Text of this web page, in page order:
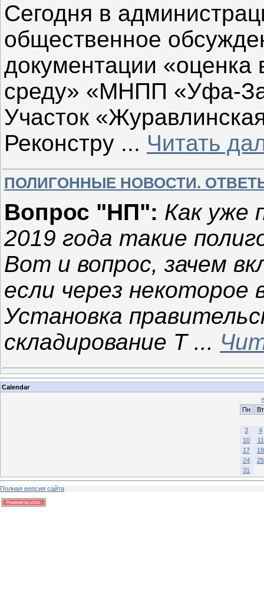
Сегодня в
общественное
документации
среду» «МНПП «Уфа-
Участок
Реконстру ... Читать
ПОЛИГОННЫЕ НОВОСТИ.
Вопрос "НП": Как уже
2019 года такие
Вот и вопрос, зачем
если через некоторое
Установка
складирование Т ...
Calendar
«
Пн
Вт
3
4
10
11
17
18
24
25
31
Полная версия сайта